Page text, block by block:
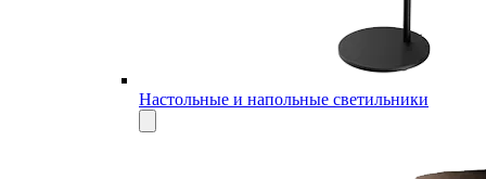
Настольные и напольные светильники